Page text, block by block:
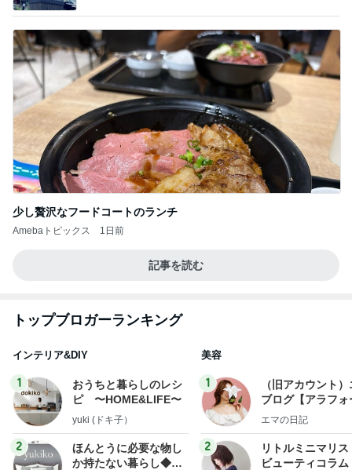
少し贅沢なフードコートのランチ
Amebaトピックス 1日前
記事を読む
トップブロガーランキング
インテリア&DIY
1
おうちと暮らしのレシ
ピ 〜HOME&LIFE〜
yuki (ドキ子）
2
ほんとうに必要な物し
か持たない暮らし◆Ke
美容
1
（旧アカウント
ブログ【アラフォ
社売却セカンドラ
エマの日記
2
リトルミニマリス
ビューティコラ